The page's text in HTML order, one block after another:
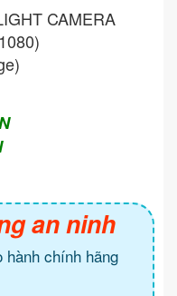
CAMERA
an ninh
chính hãng